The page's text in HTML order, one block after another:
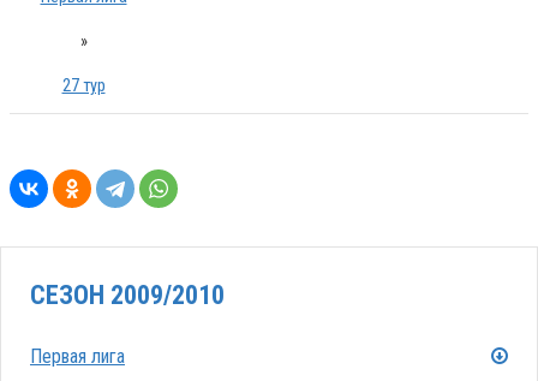
»
27 тур
СЕЗОН 2009/2010
Первая лига